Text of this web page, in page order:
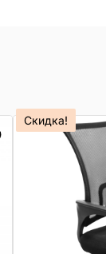
Скидка!